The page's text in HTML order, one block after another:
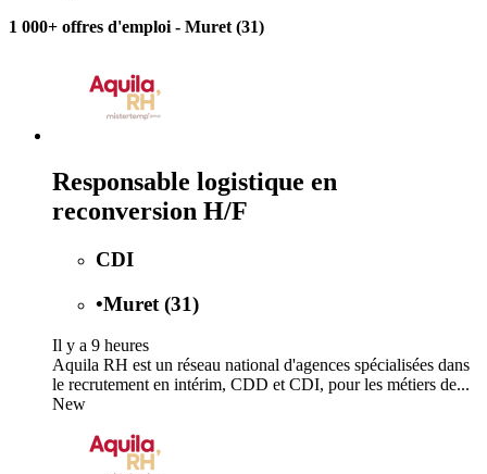
1 000+ offres d'emploi - Muret (31)
Responsable logistique en
reconversion H/F
CDI
•Muret (31)
Il y a 9 heures
Aquila RH est un réseau national d'agences spécialisées dans
le recrutement en intérim, CDD et CDI, pour les métiers de...
New